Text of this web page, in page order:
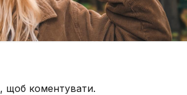
, щоб коментувати.